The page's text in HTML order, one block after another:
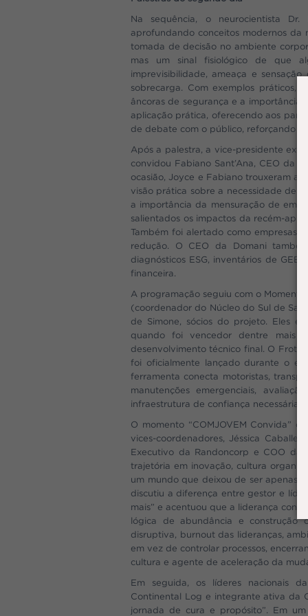
Na sequência, o neurocientista
aprofundando conceitos modernos da
tomada de decisão no ambiente
mas um sinal fisiológico de que
imprevisibilidade, ameaça e
sobrecarga. Com exemplos práticos,
âncoras de segurança e a importância
aplicação prática, oferecendo aos
de debate com o público, reforçando a
Após a palestra, a vice-presidente
convidou Fabiano Sant’Ana, CEO da
ocasião, Joyce e Fabiano trouxeram
visão prática sobre a necessidade de
a importância da mensuração de
salientados os impactos da recém-
Também foi alertado como empresas
redução. O CEO da Domani
diagnósticos ESG, inventários de
financeira.
A programação seguiu com o
(coordenador do Núcleo do Sul de
de Simone, sócios do projeto. Eles
quando foi vencedor dentre mais
desenvolvimento técnico final. O Frota
foi oficialmente lançado durante o
ferramenta conecta motoristas,
manutenções emergenciais,
infraestrutura de confiança necessária
O momento “COMJOVEM Convida”
vices-coordenadores, Jéssica
Executivo da Randoncorp e COO da
trajetória em inovação, cultura
um mundo que deixou de ser apenas
discutiu a diferença entre gestor e
mais” e acentuou que a liderança
lógica de abundância e construção
disruptiva, burnout das lideranças,
em vez de controlar processos,
cultura e agente de aceleração da
Em seguida, os líderes nacionais
Continental Log e integrante ativa da
jornada de cura e propósito”. Em